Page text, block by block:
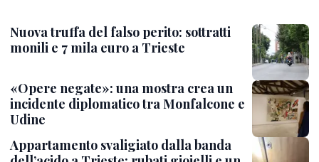
Nuova truffa del falso perito: sottratti
monili e 7 mila euro a Trieste
«Opere negate»: una mostra crea un
incidente diplomatico tra Monfalcone e
Udine
Appartamento svaligiato dalla banda